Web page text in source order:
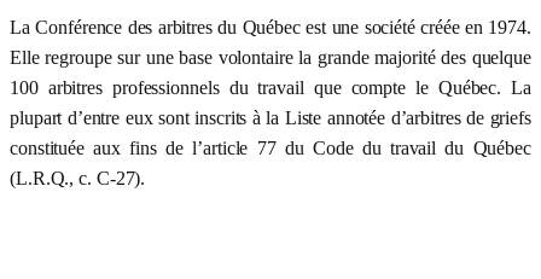
La Conférence des arbitres du Québec est une société créée en 1974.
Elle regroupe sur une base volontaire la grande majorité des quelque
100 arbitres professionnels du travail que compte le Québec. La
plupart d’entre eux sont inscrits à la Liste annotée d’arbitres de griefs
constituée aux fins de l’article 77 du Code du travail du Québec
(L.R.Q., c. C-27).